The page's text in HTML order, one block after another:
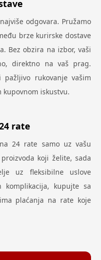
odgovara. Pružamo
brze kurirske dostave
Bez obzira na izbor, vaši
direktno na vaš prag.
pažljivo rukovanje vašim
kupovnom iskustvu.
rate
24 rate samo uz vašu
koji želite, sada
uz fleksibilne uslove
kupujte sa
plaćanja na rate koje